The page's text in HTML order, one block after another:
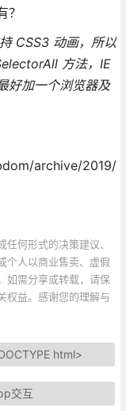
？
CSS3 动画，所以
方法，IE
好加一个浏览器及
archive/2019/
何形式的决策建议、
个人以商业售卖、虚假
如需分享或转载，请保
权益。感谢您的理解与
html>
交互